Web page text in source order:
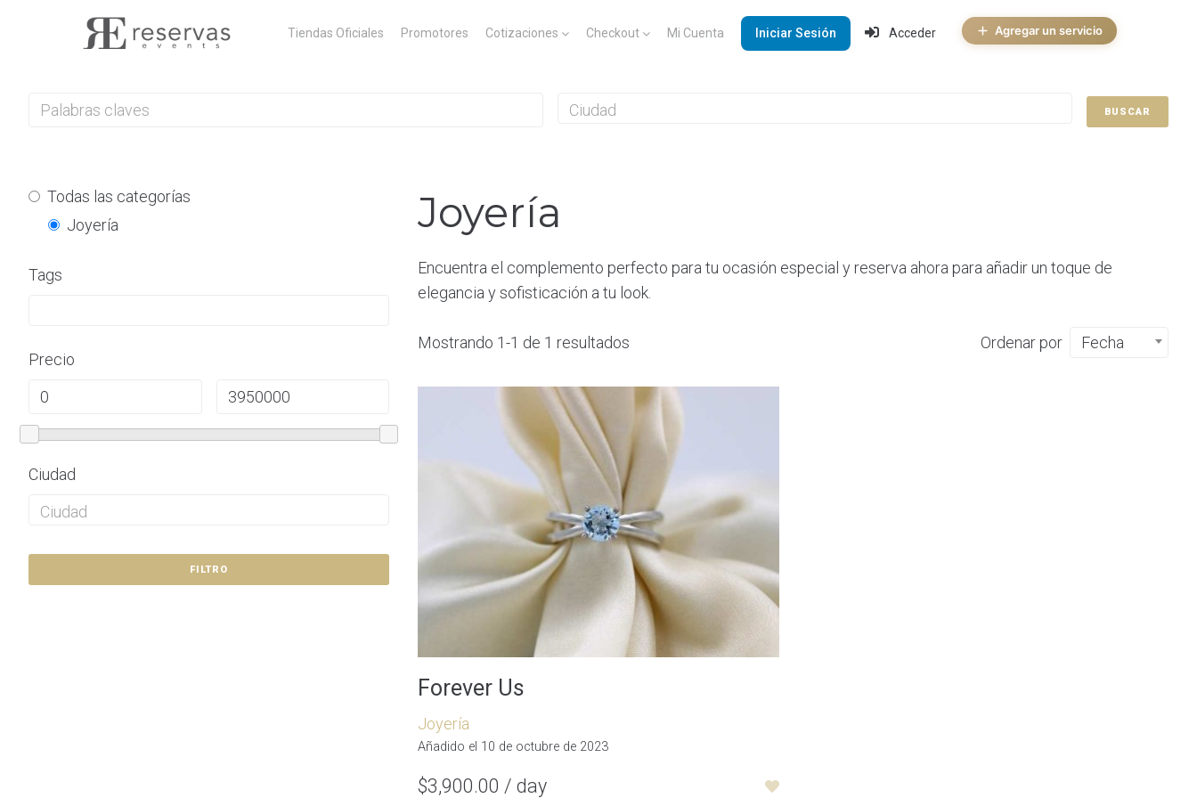
Tiendas Oficiales Promotores Cotizaciones Checkout Mi Cuenta Iniciar Sesión Acceder Agregar un servicio
BUSCAR
Todas las categorías
Joyería
Tags
Precio
Ciudad
FILTRO
Joyería
Encuentra el complemento perfecto para tu ocasión especial y reserva ahora para añadir un toque de
elegancia y sofisticación a tu look.
Mostrando 1-1 de 1 resultados Ordenar por Fecha
Forever Us
Joyería
Añadido el 10 de octubre de 2023
$3,900.00 / day